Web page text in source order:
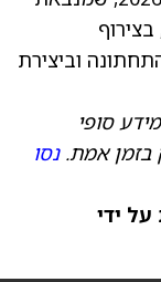
בצמיחת ההכנסות לכמעט 30%, בצירוף
וביצירת
סופי
בזמן אמת.נסו
ידי